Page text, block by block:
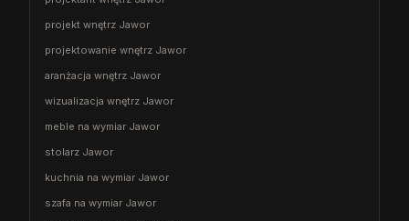
projekt wnętrz Jawor
projektowanie wnętrz Jawor
aranżacja wnętrz Jawor
wizualizacja wnętrz Jawor
meble na wymiar Jawor
stolarz Jawor
kuchnia na wymiar Jawor
szafa na wymiar Jawor